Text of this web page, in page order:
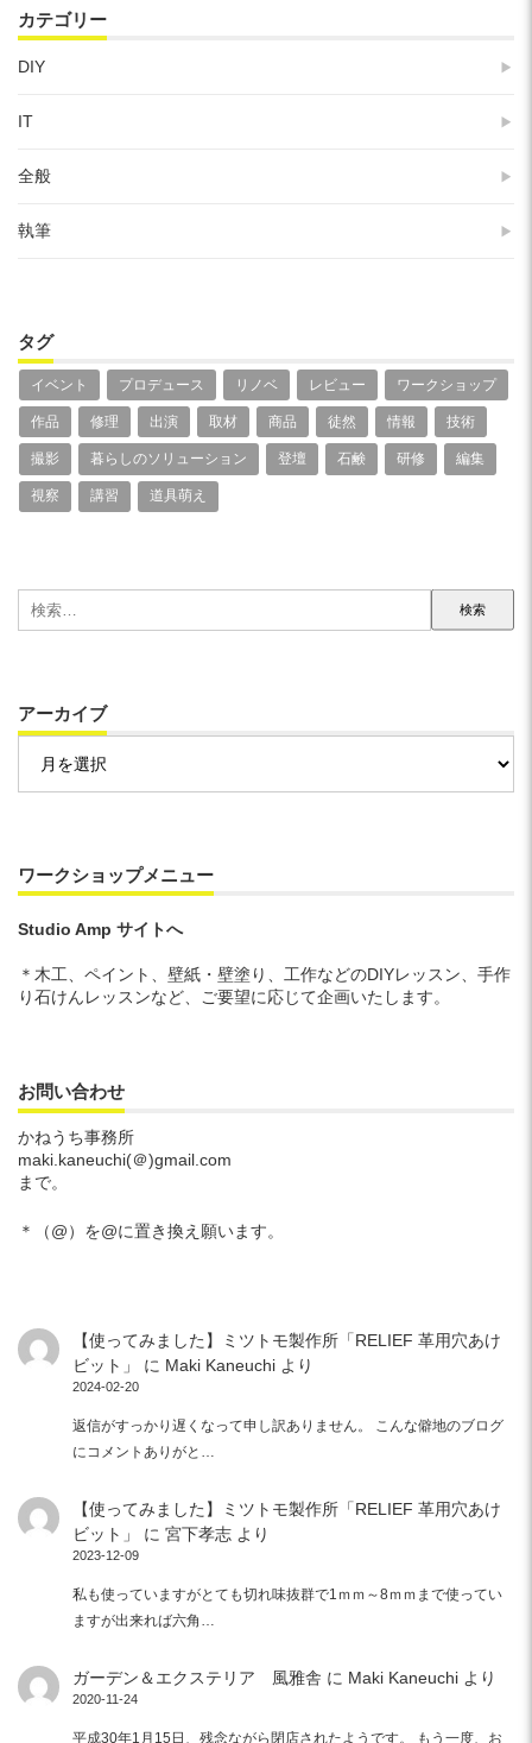
カテゴリー
DIY
IT
全般
執筆
タグ
イベント プロデュース リノベ レビュー ワークショップ
作品 修理 出演 取材 商品 徒然 情報 技術
撮影 暮らしのソリューション 登壇 石鹸 研修 編集
視察 講習 道具萌え
索:
アーカイブ
カ
ワークショップメニュー
Studio Amp サイトへ
＊木工、ペイント、壁紙・壁塗り、工作などのDIYレッスン、手作
り石けんレッスンなど、ご要望に応じて企画いたします。
お問い合わせ
かねうち事務所
maki.kaneuchi(＠)gmail.com
まで。
＊（@）を@に置き換え願います。
【使ってみました】ミツトモ製作所「RELIEF 革用穴あけ
ビット」
に Maki Kaneuchiより
2024-02-20
返信がすっかり遅くなって申し訳ありません。 こんな僻地のブログ
にコメントありがと…
【使ってみました】ミツトモ製作所「RELIEF 革用穴あけ
ビット」
に 宮下孝志より
2023-12-09
私も使っていますがとても切れ味抜群で1ｍｍ～8ｍｍまで使ってい
ますが出来れば六角…
ガーデン＆エクステリア 風雅舎 に Maki Kaneuchiより
2020-11-24
平成30年1月15日、残念ながら閉店されたようです。 もう一度、お